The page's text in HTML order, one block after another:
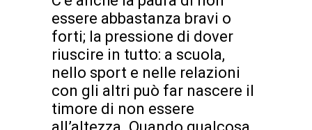
essere abbastanza bravi o
forti; la pressione di dover
riuscire in tutto: a scuola,
nello sport e nelle relazioni
con gli altri può far nascere il
timore di non essere